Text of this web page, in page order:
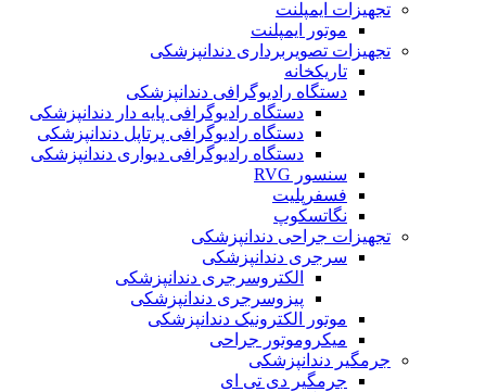
تجهیزات ایمپلنت
موتور ایمپلنت
تجهیزات تصویربرداری دندانپزشکی
تاریکخانه
دستگاه‌ رادیوگرافی دندانپزشکی
دستگاه رادیوگرافی پایه دار دندانپزشکی
دستگاه رادیوگرافی پرتاپل دندانپزشکی
دستگاه رادیوگرافی دیواری دندانپزشکی
سنسور RVG
فسفرپلیت
نگاتسکوپ
تجهیزات جراحی دندانپزشکی
سرجری دندانپزشکی
الکتروسرجری دندانپزشکی
پیزوسرجری دندانپزشکی
موتور الکترونیک دندانپزشکی
میکروموتور جراحی
جرمگیر دندانپزشکی
جرمگير دی تی ای